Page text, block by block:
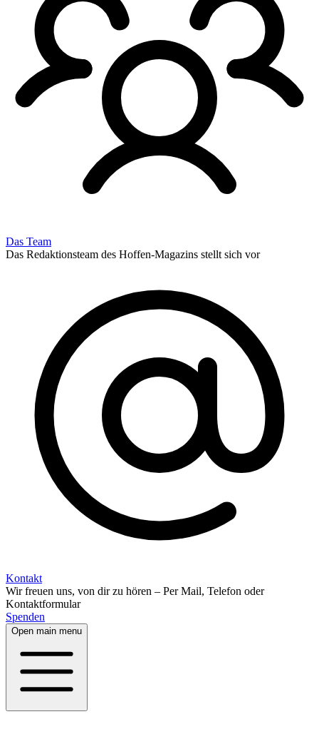
Das Team
Das Redaktionsteam des Hoffen-Magazins stellt sich vor
Kontakt
Wir freuen uns, von dir zu hören – Per Mail, Telefon oder
Kontaktformular
Spenden
Open main menu